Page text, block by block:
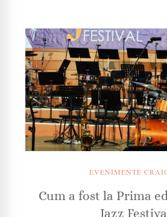
EVENIMENTE
Cum a fost la Prima
Jazz